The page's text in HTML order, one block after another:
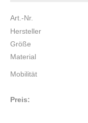
Art.-Nr.
Hersteller
Größe
Material
Mobilität
Preis: